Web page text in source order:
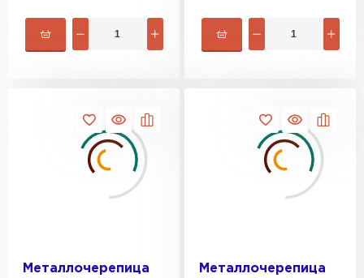
Металлочерепица
Металлочерепица
Цементно-песчаная черепица
ПЕРЕЙТИ